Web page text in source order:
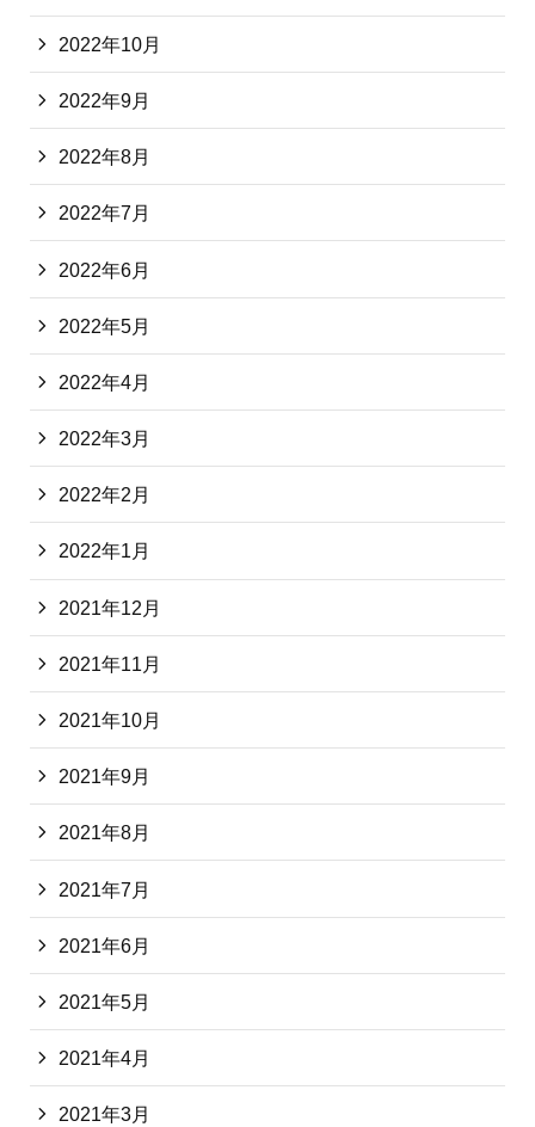
2022年10月
2022年9月
2022年8月
2022年7月
2022年6月
2022年5月
2022年4月
2022年3月
2022年2月
2022年1月
2021年12月
2021年11月
2021年10月
2021年9月
2021年8月
2021年7月
2021年6月
2021年5月
2021年4月
2021年3月